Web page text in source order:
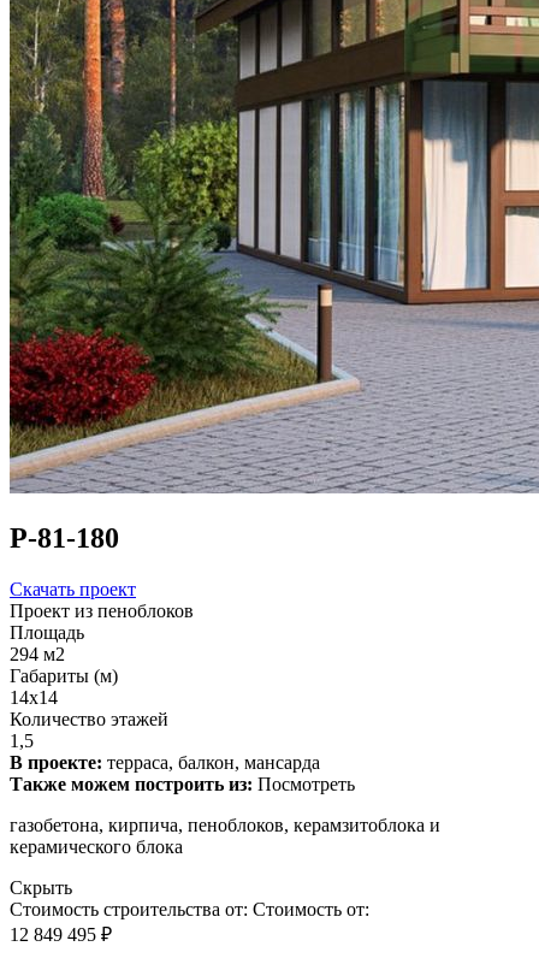
Р-81-180
Скачать проект
Проект из пеноблоков
Площадь
294 м2
Габариты (м)
14x14
Количество этажей
1,5
В проекте: терраса, балкон, мансарда
Также можем построить из: Посмотреть
газобетона, кирпича, пеноблоков, керамзитоблока и
керамического блока
Скрыть
Стоимость строительства от: Стоимость от:
12 849 495 ₽